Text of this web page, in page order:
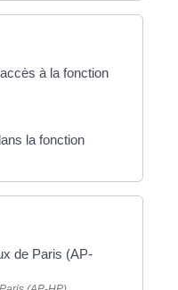
à la fonction
la fonction
de Paris (AP-